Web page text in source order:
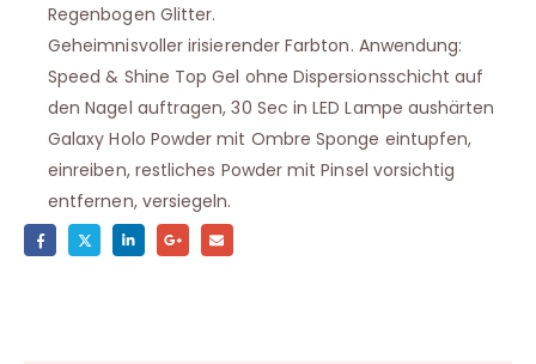
Regenbogen Glitter.
Geheimnisvoller irisierender Farbton. Anwendung:
Speed & Shine Top Gel ohne Dispersionsschicht auf
den Nagel auftragen, 30 Sec in LED Lampe aushärten
Galaxy Holo Powder mit Ombre Sponge eintupfen,
einreiben, restliches Powder mit Pinsel vorsichtig
entfernen, versiegeln.